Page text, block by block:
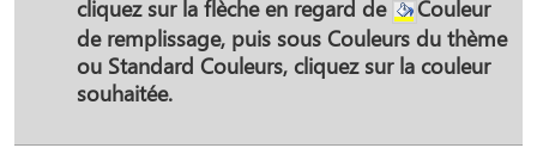
cliquez sur la flèche en regard de
Couleur
de remplissage, puis sous Couleurs du thème
ou Standard Couleurs, cliquez sur la couleur
souhaitée.